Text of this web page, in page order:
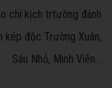
chí kịch trtường đánh
kép độc Trường Xuân,
Sáu Nhỏ, Minh Viễn...